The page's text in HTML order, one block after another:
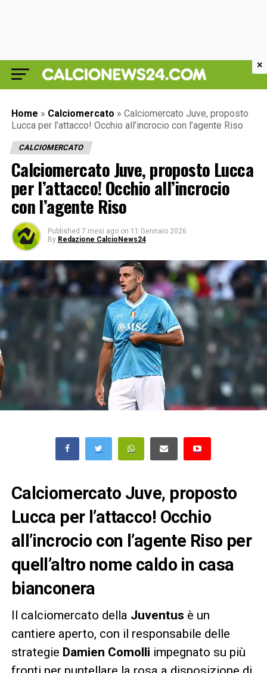
Home » Calciomercato » Calciomercato Juve, proposto
Lucca per l’attacco! Occhio all’incrocio con l’agente Riso
CALCIOMERCATO
Calciomercato Juve, proposto Lucca
per l’attacco! Occhio all’incrocio
con l’agente Riso
Published 7 mesi ago on 11 Gennaio 2026
By Redazione CalcioNews24
Calciomercato Juve, proposto
Lucca per l’attacco! Occhio
all’incrocio con l’agente Riso per
quell’altro nome caldo in casa
bianconera
Il calciomercato della Juventus è un
cantiere aperto, con il responsabile delle
strategie Damien Comolli impegnato su più
×